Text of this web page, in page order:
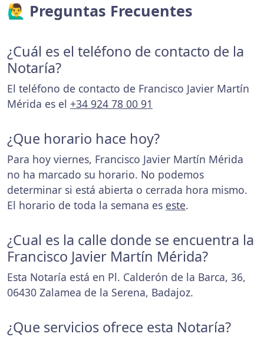
🙋‍♂️ Preguntas Frecuentes
¿Cuál es el teléfono de contacto de la
Notaría?
El teléfono de contacto de Francisco Javier Martín
Mérida es el +34 924 78 00 91
¿Que horario hace hoy?
Para hoy viernes, Francisco Javier Martín Mérida
no ha marcado su horario. No podemos
determinar si está abierta o cerrada hora mismo.
El horario de toda la semana es este.
¿Cual es la calle donde se encuentra la
Francisco Javier Martín Mérida?
Esta Notaría está en Pl. Calderón de la Barca, 36,
06430 Zalamea de la Serena, Badajoz.
¿Que servicios ofrece esta Notaría?